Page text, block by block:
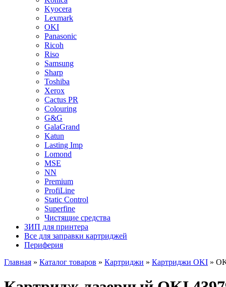
Kyocera
Lexmark
OKI
Panasonic
Ricoh
Riso
Samsung
Sharp
Toshiba
Xerox
Cactus PR
Colouring
G&G
GalaGrand
Katun
Lasting Imp
Lomond
MSE
NN
Premium
ProfiLine
Static Control
Superfine
Чистящие средства
ЗИП для принтера
Все для заправки картриджей
Периферия
Главная » Каталог товаров » Картриджи » Картриджи OKI »